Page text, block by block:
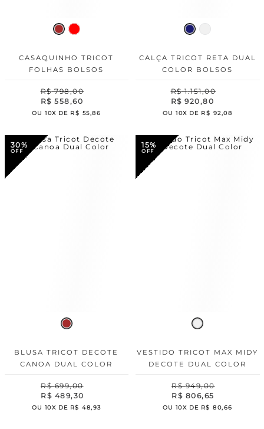
CASAQUINHO TRICOT
FOLHAS BOLSOS
R$ 798,00
R$ 558,60
OU10X DE R$ 55,86
CALÇA TRICOT RETA DUAL
COLOR BOLSOS
R$ 1.151,00
R$ 920,80
OU10X DE R$ 92 ,08
30%
BLUSA TRICOT DECOTE
CANOA DUAL COLOR
R$ 699,00
R$ 489,30
OU 10X DE R$ 48,93
15%
VESTIDO TRICOT MAX MIDY
DECOTE DUAL COLOR
R$ 949,00
R$ 806,65
OU 10X DE R$ 80,66